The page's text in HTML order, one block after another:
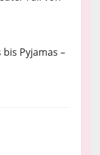
Pyjamas –